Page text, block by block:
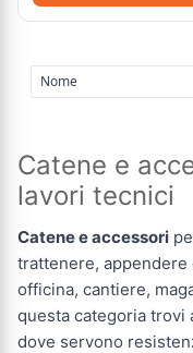
Catene e
lavori tecnici
Catene e accessori
trattenere,
officina, cantiere,
questa categoria
dove servono